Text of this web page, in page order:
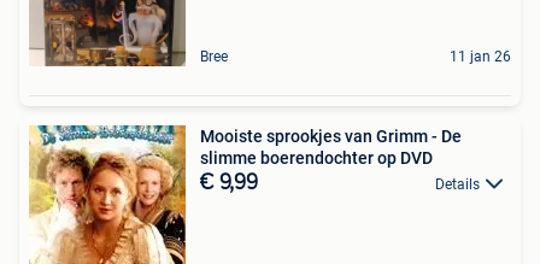
Bree 11 jan 26
Mooiste sprookjes van Grimm - De
slimme boerendochter op DVD
€ 9,99 Details